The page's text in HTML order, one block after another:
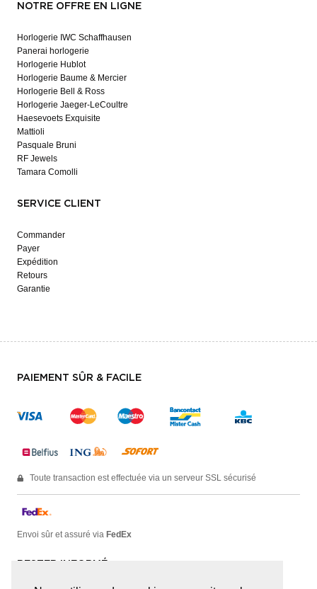
NOTRE OFFRE EN LIGNE
Horlogerie IWC Schaffhausen
Panerai horlogerie
Horlogerie Hublot
Horlogerie Baume & Mercier
Horlogerie Bell & Ross
Horlogerie Jaeger-LeCoultre
Haesevoets Exquisite
Mattioli
Pasquale Bruni
RF Jewels
Tamara Comolli
SERVICE CLIENT
Commander
Payer
Expédition
Retours
Garantie
PAIEMENT SÛR & FACILE
Toute transaction est effectuée via un serveur SSL sécurisé
Envoi sûr et assuré via FedEx
RESTER INFORMÉ